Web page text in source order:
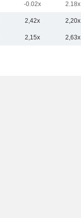
-0.02x 2.18x
2,42x 2,20x
2,15x 2,63x